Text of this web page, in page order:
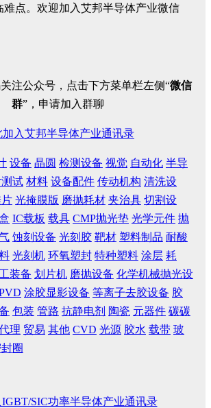
难点。欢迎加入艾邦半导体产业微信
注公众号，点击下方菜单栏左侧“微信
群”，申请加入群聊
加入艾邦半导体产业通讯录
设备 晶圆 检测设备 视觉 自动化 半导
试 材料 设备配件 传动机构 清洗设
光掩膜版 磨抛耗材 夹治具 切割设
IC载板 载具 CMP抛光垫 光学元件 抛
蚀刻设备 光刻胶 靶材 塑料制品 耐酸
光刻机 环氧塑封 特种塑料 涂层 耗
装备 划片机 磨抛设备 化学机械抛光设
涂胶显影设备 等离子去胶设备 胶
包装 管路 抗静电剂 陶瓷 元器件 碳碳
理 贸易 其他 CVD 光源 胶水 载带 玻
圈
IGBT/SIC功率半导体产业通讯录